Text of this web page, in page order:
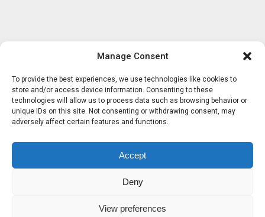
Manage Consent
To provide the best experiences, we use technologies like cookies to
store and/or access device information. Consenting to these
technologies will allow us to process data such as browsing behavior or
unique IDs on this site. Not consenting or withdrawing consent, may
adversely affect certain features and functions.
Accept
Deny
View preferences